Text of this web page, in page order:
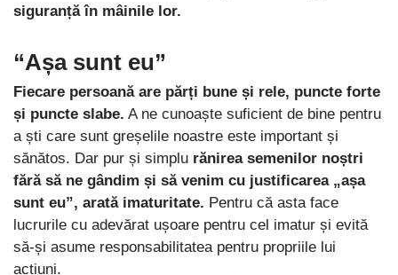
siguranță în mâinile lor.
“Așa sunt eu”
Fiecare persoană are părți bune și rele, puncte forte
și puncte slabe. A ne cunoaște suficient de bine pentru
a ști care sunt greșelile noastre este important și
sănătos. Dar pur și simplu rănirea semenilor noștri
fără să ne gândim și să venim cu justificarea „așa
sunt eu”, arată imaturitate. Pentru că asta face
lucrurile cu adevărat ușoare pentru cel imatur și evită
să-și asume responsabilitatea pentru propriile lui
acțiuni.